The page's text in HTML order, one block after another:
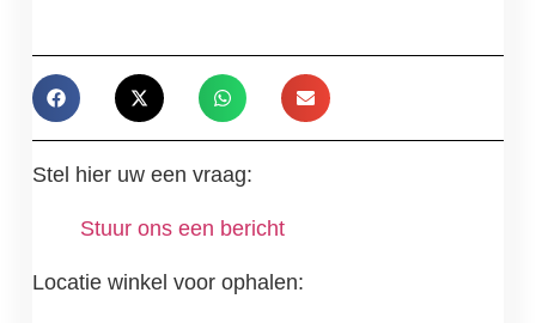
Stel hier uw een vraag:
Stuur ons een bericht
Locatie winkel voor ophalen: